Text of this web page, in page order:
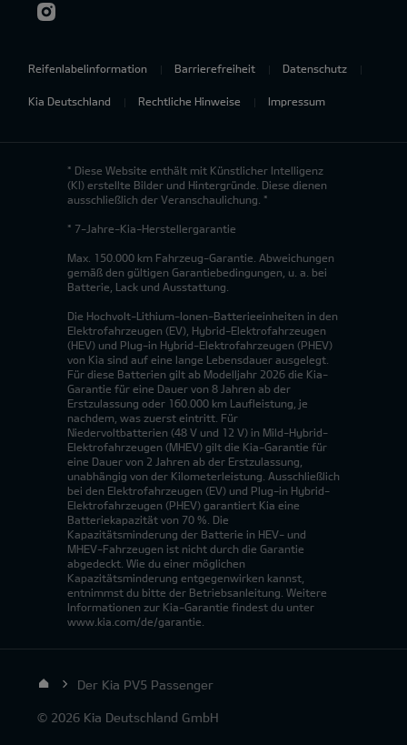
Reifenlabelinformation Barrierefreiheit Datenschutz
Kia Deutschland Rechtliche Hinweise Impressum
* Diese Website enthält mit Künstlicher Intelligenz
(KI) erstellte Bilder und Hintergründe. Diese dienen
ausschließlich der Veranschaulichung. *
* 7-Jahre-Kia-Herstellergarantie
Max. 150.000 km Fahrzeug-Garantie. Abweichungen
gemäß den gültigen Garantiebedingungen, u. a. bei
Batterie, Lack und Ausstattung.
Die Hochvolt-Lithium-Ionen-Batterieeinheiten in den
Elektrofahrzeugen (EV), Hybrid-Elektrofahrzeugen
(HEV) und Plug-in Hybrid-Elektrofahrzeugen (PHEV)
von Kia sind auf eine lange Lebensdauer ausgelegt.
Für diese Batterien gilt ab Modelljahr 2026 die Kia-
Garantie für eine Dauer von 8 Jahren ab der
Erstzulassung oder 160.000 km Laufleistung, je
nachdem, was zuerst eintritt. Für
Niedervoltbatterien (48 V und 12 V) in Mild-Hybrid-
Elektrofahrzeugen (MHEV) gilt die Kia-Garantie für
eine Dauer von 2 Jahren ab der Erstzulassung,
unabhängig von der Kilometerleistung. Ausschließlich
bei den Elektrofahrzeugen (EV) und Plug-in Hybrid-
Elektrofahrzeugen (PHEV) garantiert Kia eine
Batteriekapazität von 70 %. Die
Kapazitätsminderung der Batterie in HEV- und
MHEV-Fahrzeugen ist nicht durch die Garantie
abgedeckt. Wie du einer möglichen
Kapazitätsminderung entgegenwirken kannst,
entnimmst du bitte der Betriebsanleitung. Weitere
Informationen zur Kia-Garantie findest du unter
www.kia.com/de/garantie.
Der Kia PV5 Passenger
© 2026 Kia Deutschland GmbH